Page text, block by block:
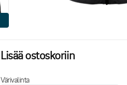
Lisää ostoskoriin
Värivalinta